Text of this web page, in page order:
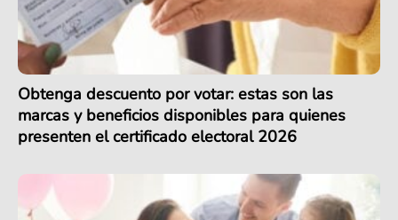
Obtenga descuento por votar: estas son las
marcas y beneficios disponibles para quienes
presenten el certificado electoral 2026